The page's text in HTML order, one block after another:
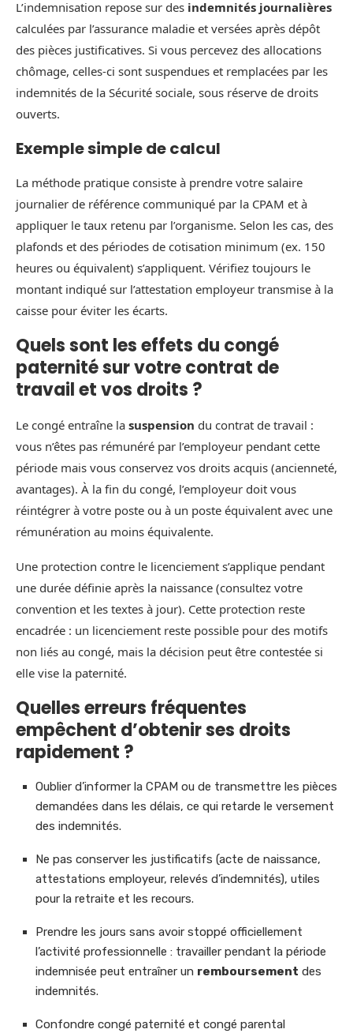
L’indemnisation repose sur des indemnités journalières
calculées par l’assurance maladie et versées après dépôt
des pièces justificatives. Si vous percevez des allocations
chômage, celles-ci sont suspendues et remplacées par les
indemnités de la Sécurité sociale, sous réserve de droits
ouverts.
Exemple simple de calcul
La méthode pratique consiste à prendre votre salaire
journalier de référence communiqué par la CPAM et à
appliquer le taux retenu par l’organisme. Selon les cas, des
plafonds et des périodes de cotisation minimum (ex. 150
heures ou équivalent) s’appliquent. Vérifiez toujours le
montant indiqué sur l’attestation employeur transmise à la
caisse pour éviter les écarts.
Quels sont les effets du congé
paternité sur votre contrat de
travail et vos droits ?
Le congé entraîne la suspension du contrat de travail :
vous n’êtes pas rémunéré par l’employeur pendant cette
période mais vous conservez vos droits acquis (ancienneté,
avantages). À la fin du congé, l’employeur doit vous
réintégrer à votre poste ou à un poste équivalent avec une
rémunération au moins équivalente.
Une protection contre le licenciement s’applique pendant
une durée définie après la naissance (consultez votre
convention et les textes à jour). Cette protection reste
encadrée : un licenciement reste possible pour des motifs
non liés au congé, mais la décision peut être contestée si
elle vise la paternité.
Quelles erreurs fréquentes
empêchent d’obtenir ses droits
rapidement ?
Oublier d’informer la CPAM ou de transmettre les pièces
demandées dans les délais, ce qui retarde le versement
des indemnités.
Ne pas conserver les justificatifs (acte de naissance,
attestations employeur, relevés d’indemnités), utiles
pour la retraite et les recours.
Prendre les jours sans avoir stoppé officiellement
l’activité professionnelle : travailler pendant la période
indemnisée peut entraîner un remboursement des
indemnités.
Confondre congé paternité et congé parental